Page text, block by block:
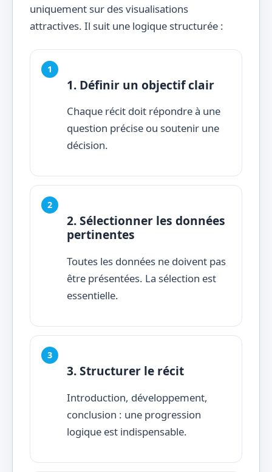
uniquement sur des visualisations
attractives. Il suit une logique structurée :
1. Définir un objectif clair
Chaque récit doit répondre à une
question précise ou soutenir une
décision.
2. Sélectionner les données
pertinentes
Toutes les données ne doivent pas
être présentées. La sélection est
essentielle.
3. Structurer le récit
Introduction, développement,
conclusion : une progression
logique est indispensable.